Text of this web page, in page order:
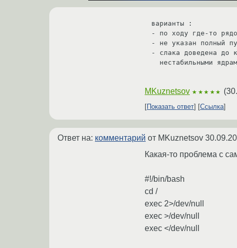
варианты :
- по ходу где-то
- не указан полный
- слака доведена до
MKuznetsov ★★★★★ (
Показать ответ Ссылка
Ответ на: комментарий от MKuznetsov
Какая-то проблема с
#!/bin/bash
cd /
exec 2>/dev/null
exec >/dev/null
exec </dev/null